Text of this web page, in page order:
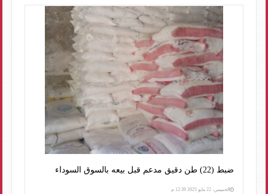
ضبط (22) طن دقيق مدعم قبل بيعه بالسوق السوداء
الخميس، 22 مايو 2025 12:39 م